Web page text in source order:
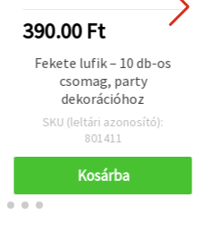
390.00 Ft
Fekete lufik – 10 db-os
csomag, party
dekorációhoz
SKU (leltári azonosító):
801411
Kosárba